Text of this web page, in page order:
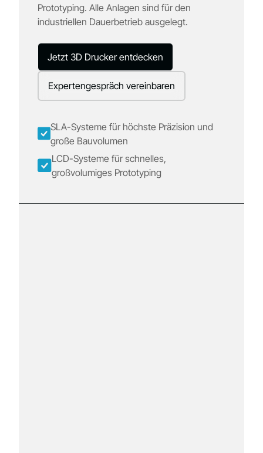
Prototyping. Alle Anlagen sind für den
industriellen Dauerbetrieb ausgelegt.
Jetzt 3D Drucker entdecken
Expertengespräch vereinbaren
SLA-Systeme für höchste Präzision und
große Bauvolumen
LCD-Systeme für schnelles,
großvolumiges Prototyping